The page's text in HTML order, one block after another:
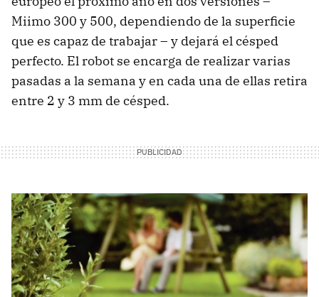
Miimo 300 y 500, dependiendo de la superficie
que es capaz de trabajar – y dejará el césped
perfecto. El robot se encarga de realizar varias
pasadas a la semana y en cada una de ellas retira
entre 2 y 3 mm de césped.